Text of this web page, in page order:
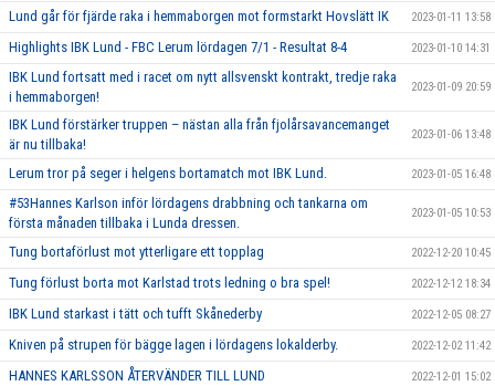
Lund går för fjärde raka i hemmaborgen mot formstarkt Hovslätt IK 2023-01-11 13:58
Highlights IBK Lund - FBC Lerum lördagen 7/1 - Resultat 8-4 2023-01-10 14:31
IBK Lund fortsatt med i racet om nytt allsvenskt kontrakt, tredje raka
i hemmaborgen!
2023-01-09 20:59
IBK Lund förstärker truppen – nästan alla från fjolårsavancemanget
är nu tillbaka!
2023-01-06 13:48
Lerum tror på seger i helgens bortamatch mot IBK Lund. 2023-01-05 16:48
#53Hannes Karlson inför lördagens drabbning och tankarna om
första månaden tillbaka i Lunda dressen.
2023-01-05 10:53
Tung bortaförlust mot ytterligare ett topplag 2022-12-20 10:45
Tung förlust borta mot Karlstad trots ledning o bra spel! 2022-12-12 18:34
IBK Lund starkast i tätt och tufft Skånederby 2022-12-05 08:27
Kniven på strupen för bägge lagen i lördagens lokalderby. 2022-12-02 11:42
HANNES KARLSSON ÅTERVÄNDER TILL LUND 2022-12-01 15:02